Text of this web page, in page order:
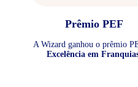
Prêmio PEF
A Wizard ganhou o prêmio
Excelência em